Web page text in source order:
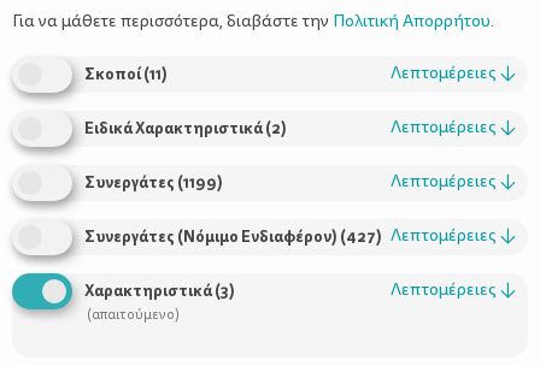
Χρήσιμοι Σύνδεσμοι
Τι είναι το ΔΕΛΤΑ moms
Για να μάθετε περισσότερα, διαβάστε την Πολιτική Απορρήτου.
Σκοποί(11) Λεπτομέρειες ↓
Ειδικά Χαρακτηριστικά(2) Λεπτομέρειες ↓
Συνεργάτες (1199) Λεπτομέρειες ↓
Συνεργάτες (Νόμιμο Ενδιαφέρον) (427) Λεπτομέρειες ↓
Χαρακτηριστικά(3)
(απαιτούμενο)
Λεπτομέρειες ↓